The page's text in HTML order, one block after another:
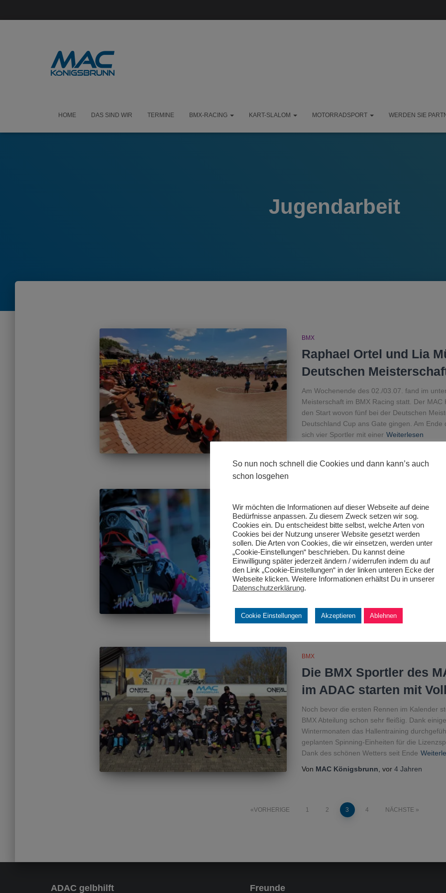
HOME DAS SIND WIR TERMINE BMX-RACING KART-SLALOM MOTORRADSPORT WERDEN SIE
Jugendarbeit
BMX
Raphael Ortel und Lia
Deutschen
Am Wochenende des 02./03.07. fand im
Meisterschaft im BMX Racing statt. Der
den Start wovon fünf bei der Deutschen
Deutschland Cup ans Gate gingen. Am
sich vier Sportler mit einer Weiterlesen
Der BMX Monat Mai.
Nachdem es 2021 nur die Rennen der BMX
Veranstaltungen in diesem Jahr regelrecht.
entspannt, so geht es im Mai schon voll zur
Sportler mischen überall vorne mit.
VonMAC Königsbrunn, vor4 Jahren
BMX
Die BMX Sportler des
im ADAC starten mit
Noch bevor die ersten Rennen im Kalender
BMX Abteilung schon sehr fleißig. Dank
Wintermonaten das Hallentraining
geplanten Spinning-Einheiten für die
Dank des schönen Wetters seit Ende
Von MAC Königsbrunn , vor 4 Jahren
SeitennummerierungVORHERIGE 1 2 3 4 NÄCHSTE
ADAC gelbhilft Freunde
So nun noch schnell die Cookies und dann kann’s auch
schon losgehen
Wir möchten die Informationen auf dieser Webseite auf deine
Bedürfnisse anpassen. Zu diesem Zweck setzen wir sog.
Cookies ein. Du entscheidest bitte selbst, welche Arten von
Cookies bei der Nutzung unserer Website gesetzt werden
sollen. Die Arten von Cookies, die wir einsetzen, werden unter
„Cookie-Einstellungen“ beschrieben. Du kannst deine
Einwilligung später jederzeit ändern / widerrufen indem du auf
den Link „Cookie-Einstellungen“ in der linken unteren Ecke der
Webseite klicken. Weitere Informationen erhältst Du in unserer
Datenschutzerklärung.
Cookie Einstellungen Akzeptieren Ablehnen